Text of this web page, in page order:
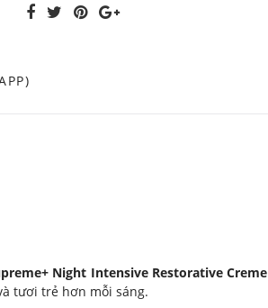
Night Intensive Restorative Creme
tươi trẻ hơn mỗi sáng.